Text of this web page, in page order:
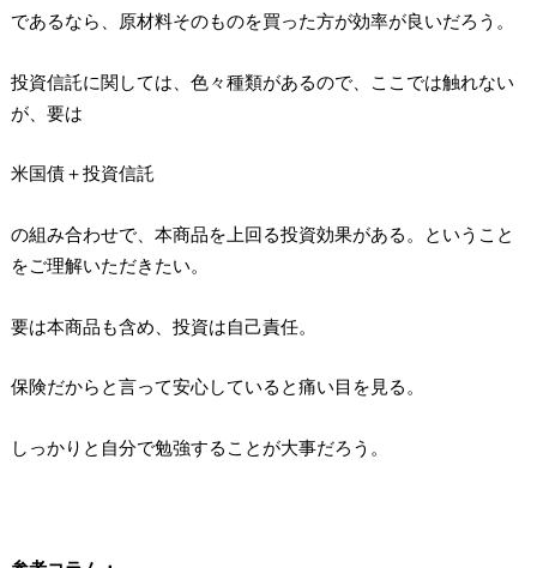
であるなら、原材料そのものを買った方が効率が良いだろう。
投資信託に関しては、色々種類があるので、ここでは触れない
が、要は
米国債＋投資信託
の組み合わせで、本商品を上回る投資効果がある。ということ
をご理解いただきたい。
要は本商品も含め、投資は自己責任。
保険だからと言って安心していると痛い目を見る。
しっかりと自分で勉強することが大事だろう。